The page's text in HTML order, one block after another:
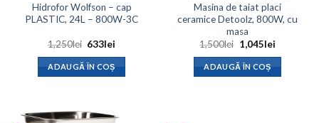
Hidrofor Wolfson – cap
PLASTIC, 24L – 800W-3C
1,250lei Prețul
a
fost:
1,250lei.
633lei
ADAUGĂ ÎN COȘ
Masina de taiat placi
ceramice Detoolz, 800W, cu
masa
1,500lei Prețul
inițial
a
fost:
1,500lei.
1,045leiPrețul
ADAUGĂ ÎN COȘ